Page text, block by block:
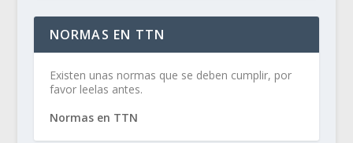
NORMAS EN TTN
Existen unas normas que se deben cumplir, por
favor leelas antes.
Normas en TTN